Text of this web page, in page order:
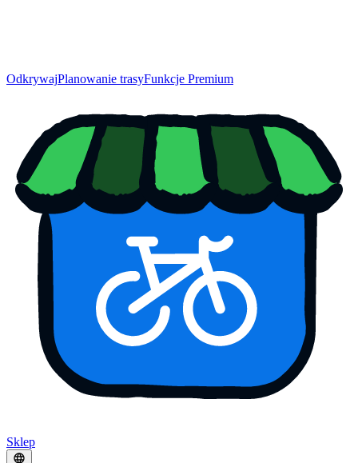
OdkrywajPlanowanie trasyFunkcje Premium
Sklep